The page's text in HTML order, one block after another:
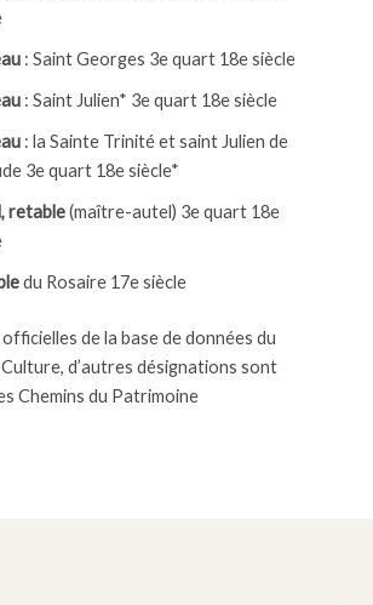
: Saint Georges 3e quart 18e siècle
: Saint Julien* 3e quart 18e siècle
: la Sainte Trinité et saint Julien de
3e quart 18e siècle*
retable(maître-autel) 3e quart 18e
du Rosaire 17e siècle
de la base de données du
d’autres désignations sont
Chemins du Patrimoine